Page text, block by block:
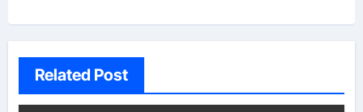
Related Post